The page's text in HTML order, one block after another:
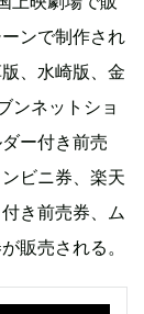
ンで制作され
、水崎版、金
ンネットショ
ー付き前売
ビニ券、楽天
き前売券、ム
販売される。